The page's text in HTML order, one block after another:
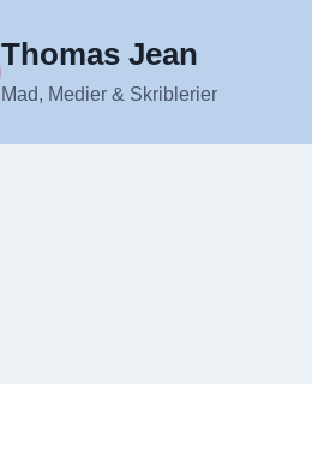
Thomas Jean
Mad, Medier & Skriblerier